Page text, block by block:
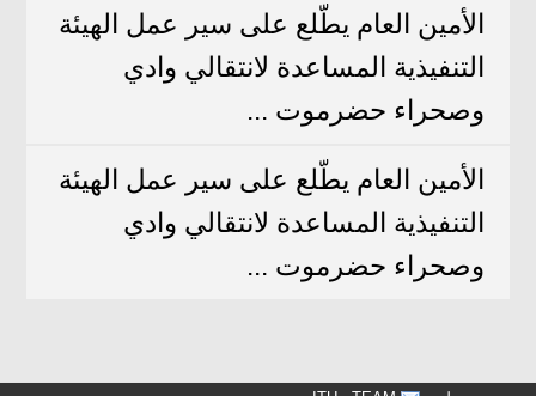
الأمين العام يطّلع على سير عمل الهيئة
التنفيذية المساعدة لانتقالي وادي
وصحراء حضرموت ...
الأمين العام يطّلع على سير عمل الهيئة
التنفيذية المساعدة لانتقالي وادي
وصحراء حضرموت ...